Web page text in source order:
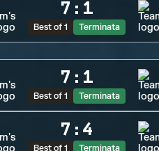
7 : 1
Best of 1 Terminata
7 : 1
Best of 1 Terminata
7 : 4
Best of 1 Terminata